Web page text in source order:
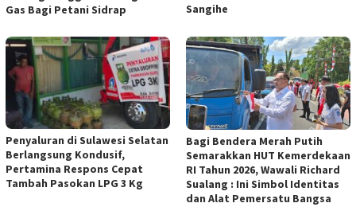
Gas Bagi Petani Sidrap
Sangihe
Penyaluran di Sulawesi Selatan
Berlangsung Kondusif,
Pertamina Respons Cepat
Tambah Pasokan LPG 3 Kg
Bagi Bendera Merah Putih
Semarakkan HUT Kemerdekaan
RI Tahun 2026, Wawali Richard
Sualang : Ini Simbol Identitas
dan Alat Pemersatu Bangsa